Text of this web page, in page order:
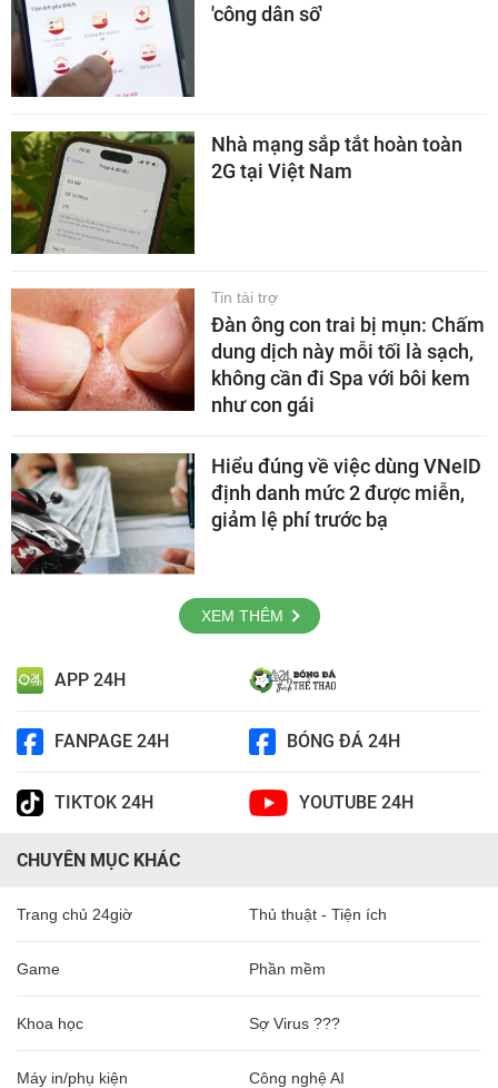
'công dân số'
Nhà mạng sắp tắt hoàn toàn
2G tại Việt Nam
Tin tài trợ
Đàn ông con trai bị mụn: Chấm
dung dịch này mỗi tối là sạch,
không cần đi Spa với bôi kem
như con gái
Hiểu đúng về việc dùng VNeID
định danh mức 2 được miễn,
giảm lệ phí trước bạ
XEM THÊM
APP 24H
FANPAGE 24H BÓNG ĐÁ 24H
TIKTOK 24H YOUTUBE 24H
CHUYÊN MỤC KHÁC
Trang chủ 24giờ Thủ thuật - Tiện ích
Game Phần mềm
Khoa học Sợ Virus ???
Máy in/phụ kiện Công nghệ AI